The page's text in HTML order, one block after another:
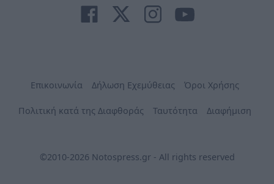
Επικοινωνία Δήλωση Εχεμύθειας Όροι Χρήσης
Πολιτική κατά της Διαφθοράς Ταυτότητα Διαφήμιση
©2010-2026 Notospress.gr - All rights reserved